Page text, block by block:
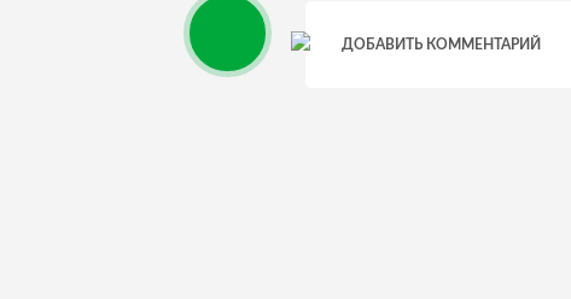
ДОБАВИТЬ КОММЕНТАРИЙ